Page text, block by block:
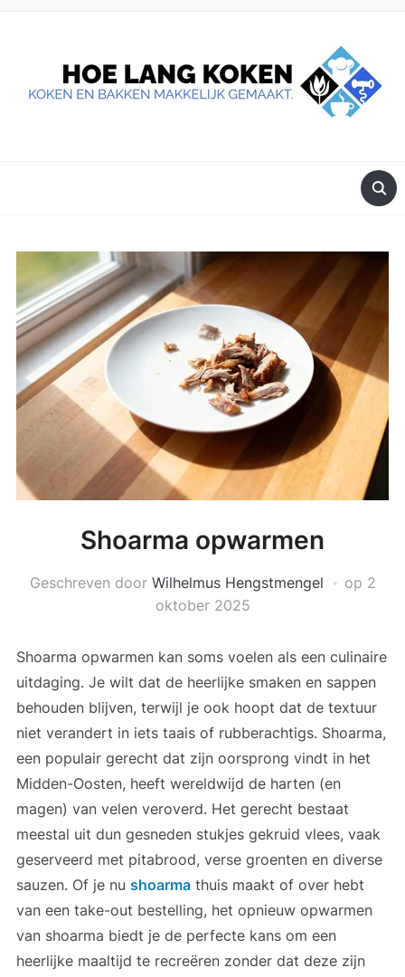
Shoarma opwarmen
Geschreven door Wilhelmus Hengstmengel op 2
oktober 2025
Shoarma opwarmen kan soms voelen als een culinaire
uitdaging. Je wilt dat de heerlijke smaken en sappen
behouden blijven, terwijl je ook hoopt dat de textuur
niet verandert in iets taais of rubberachtigs. Shoarma,
een populair gerecht dat zijn oorsprong vindt in het
Midden-Oosten, heeft wereldwijd de harten (en
magen) van velen veroverd. Het gerecht bestaat
meestal uit dun gesneden stukjes gekruid vlees, vaak
geserveerd met pitabrood, verse groenten en diverse
sauzen. Of je nu shoarmathuis maakt of over hebt
van een take-out bestelling, het opnieuw opwarmen
van shoarma biedt je de perfecte kans om een
heerlijke maaltijd te recreëren zonder dat deze zijn